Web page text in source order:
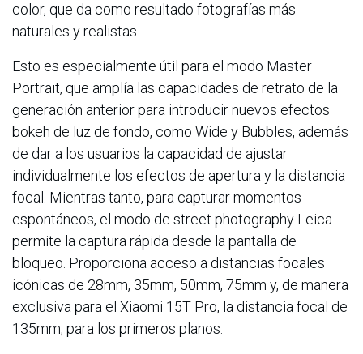
color, que da como resultado fotografías más
naturales y realistas.
Esto es especialmente útil para el modo Master
Portrait, que amplía las capacidades de retrato de la
generación anterior para introducir nuevos efectos
bokeh de luz de fondo, como Wide y Bubbles, además
de dar a los usuarios la capacidad de ajustar
individualmente los efectos de apertura y la distancia
focal. Mientras tanto, para capturar momentos
espontáneos, el modo de street photography Leica
permite la captura rápida desde la pantalla de
bloqueo. Proporciona acceso a distancias focales
icónicas de 28mm, 35mm, 50mm, 75mm y, de manera
exclusiva para el Xiaomi 15T Pro, la distancia focal de
135mm, para los primeros planos.